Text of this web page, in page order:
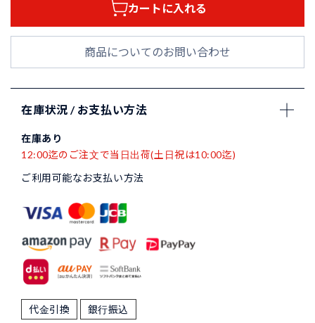
カートに入れる
商品についてのお問い合わせ
在庫状況 / お支払い方法
在庫あり
12:00迄のご注文で当日出荷(土日祝は10:00迄)
ご利用可能なお支払い方法
代金引換 銀行振込